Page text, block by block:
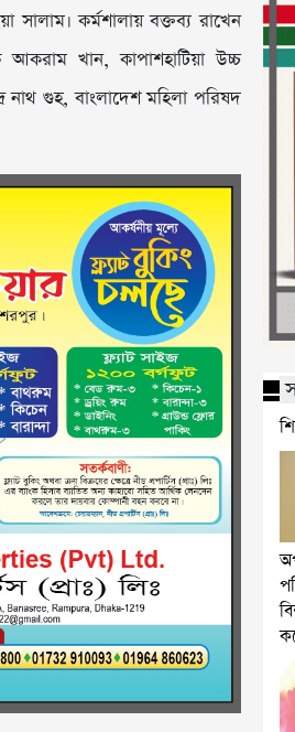
কর্মশালায় বক্তব্য রাখেন
আকরাম খান, কাপাশহাটিয়া উচ্চ
নাথ গুহ, বাংলাদেশ মহিলা পরিষদ